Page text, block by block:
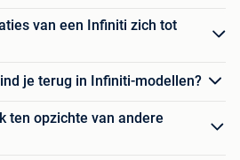
van een Infiniti zich tot
je terug in Infiniti-modellen?
ten opzichte van andere